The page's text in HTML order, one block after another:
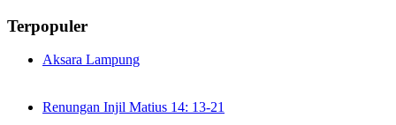
Terpopuler
Aksara Lampung
Renungan Injil Matius 14: 13-21